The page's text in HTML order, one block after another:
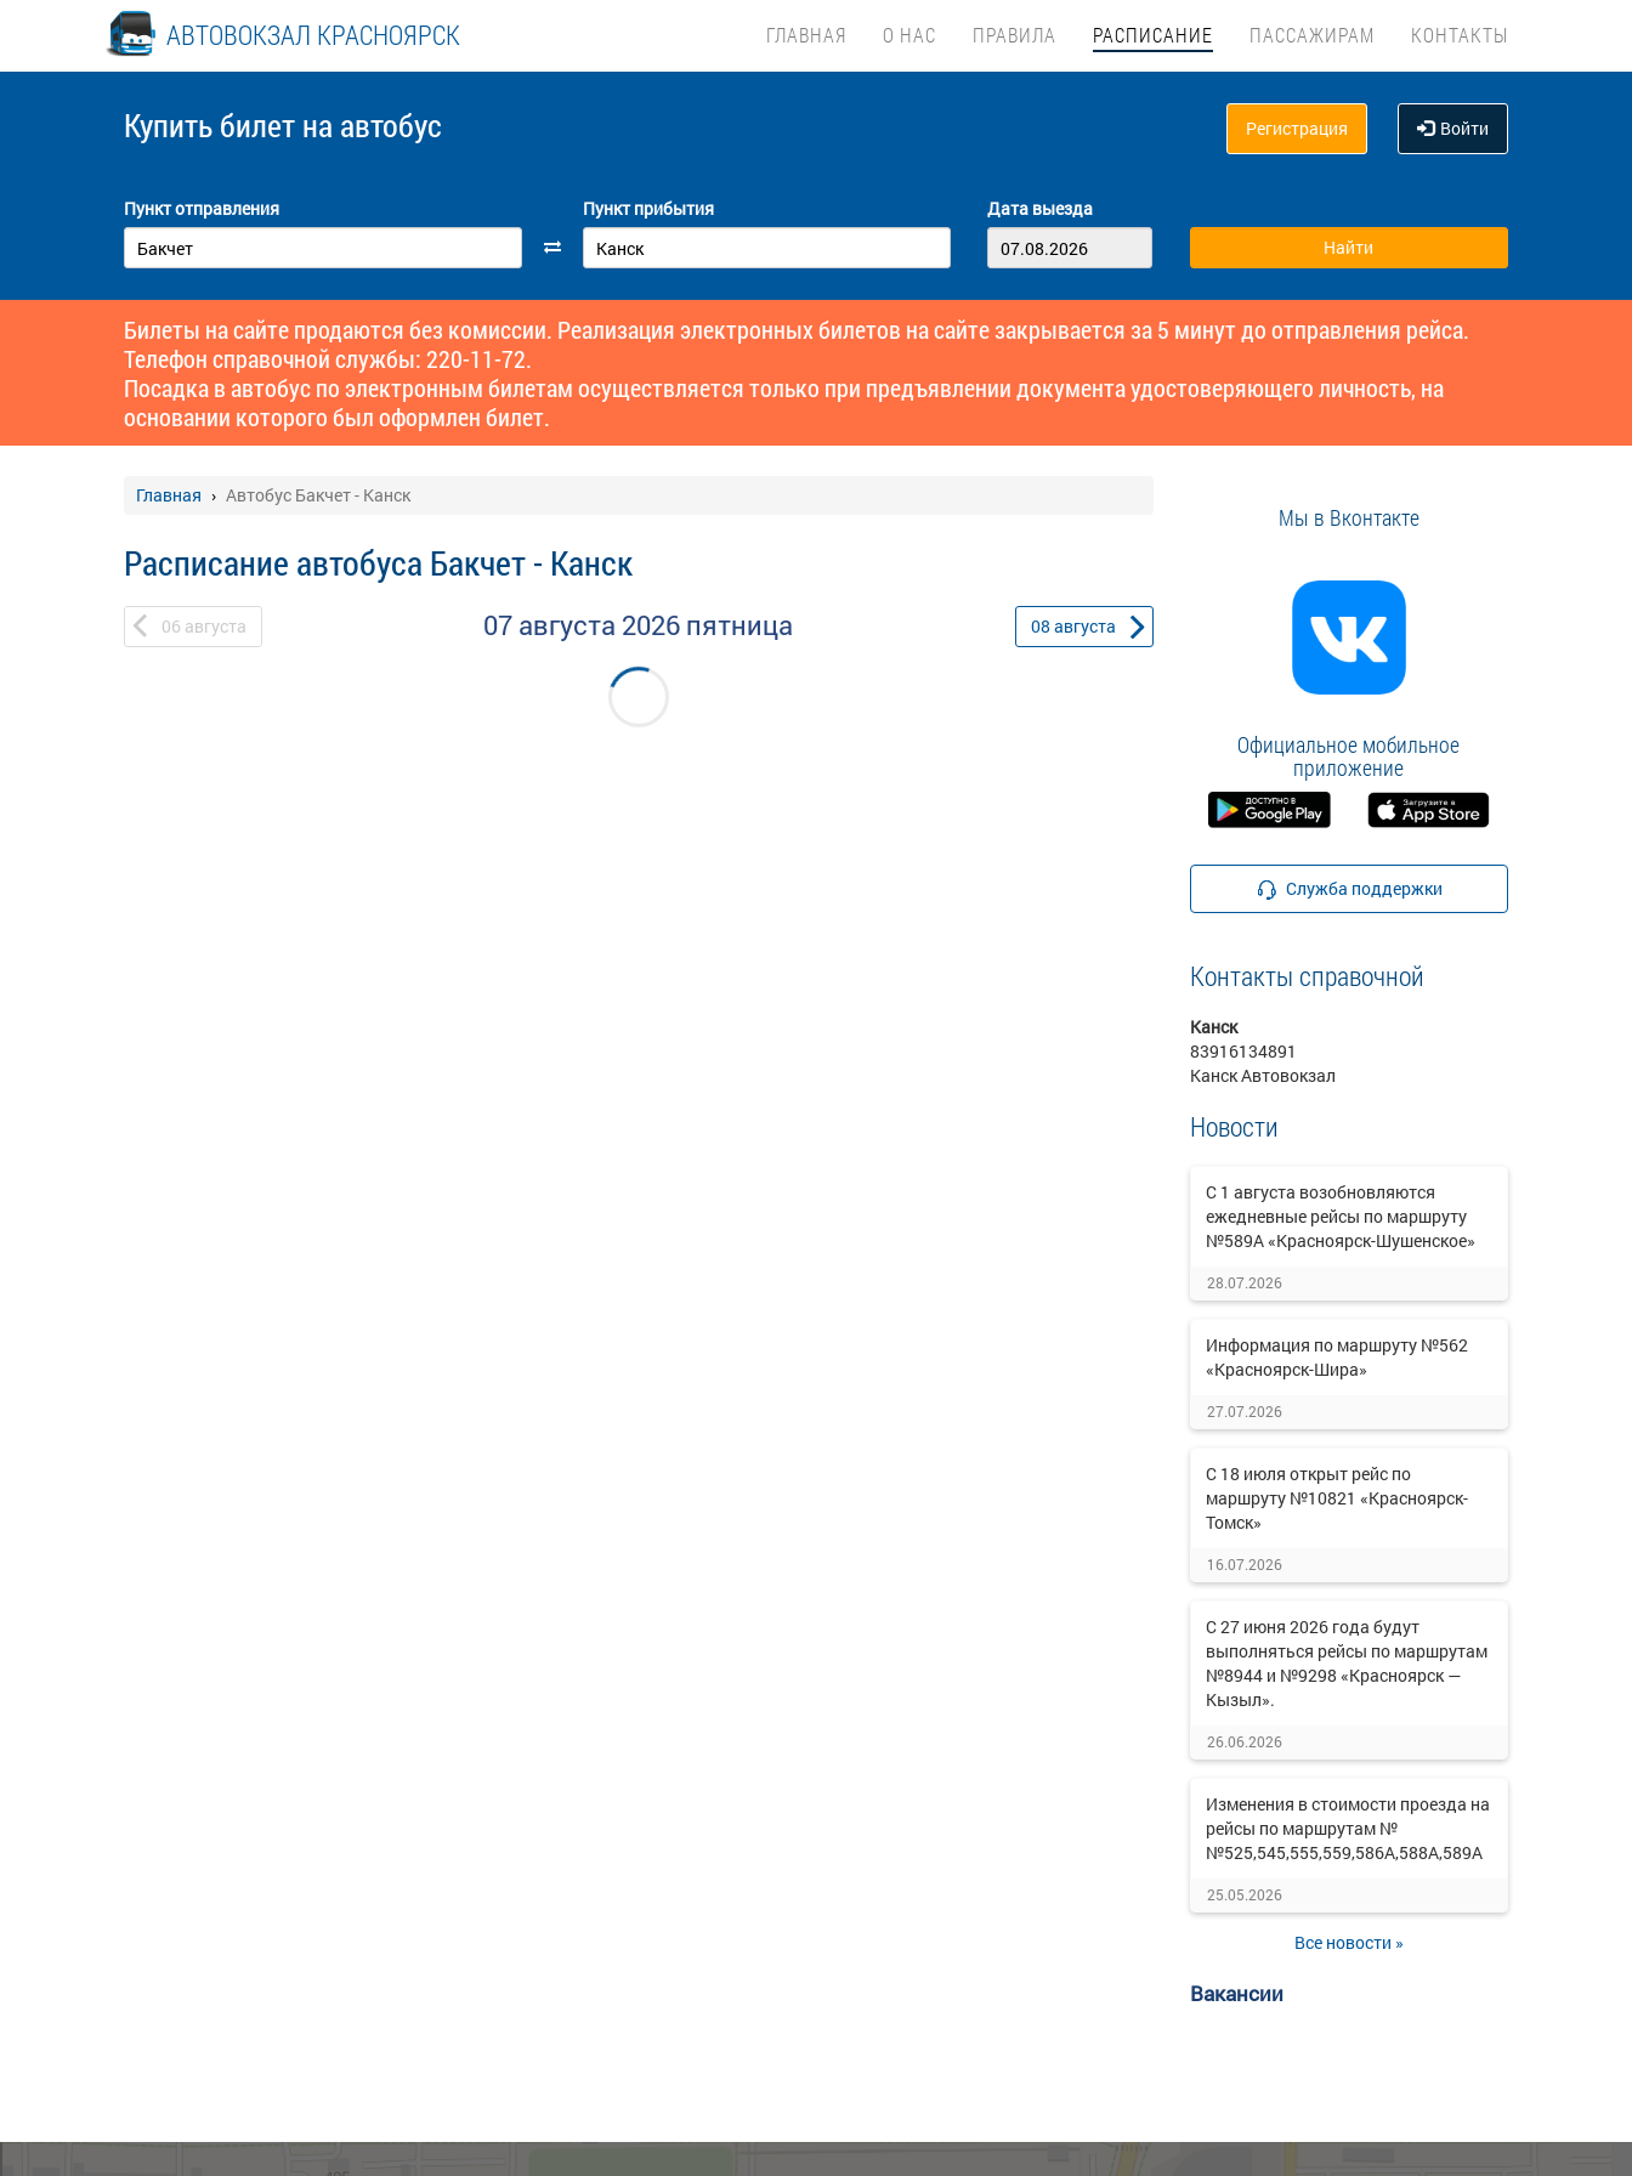
АВТОВОКЗАЛ КРАСНОЯРСК ГЛАВНАЯ О НАС ПРАВИЛА РАСПИСАНИЕ ПАССАЖИРАМ КОНТАКТЫ
Купить билет на автобус Регистрация Войти
Пункт отправления Пункт прибытия Дата выезда
Билеты на сайте продаются без комиссии. Реализация электронных билетов на сайте закрывается за 5 минут до отправления рейса.
Телефон справочной службы: 220-11-72.
Посадка в автобус по электронным билетам осуществляется только при предъявлении документа удостоверяющего личность, на
основании которого был оформлен билет.
Главная Автобус Бакчет - Канск
Расписание автобуса Бакчет - Канск
06 августа 07 августа 2026 пятница 08 августа
Мы в Вконтакте
Официальное мобильное
приложение
Служба поддержки
Контакты справочной
Канск
83916134891
Канск Автовокзал
Новости
С 1 августа возобновляются
ежедневные рейсы по маршруту
№589А «Красноярск-Шушенское»
28.07.2026
Информация по маршруту №562
«Красноярск-Шира»
27.07.2026
С 18 июля открыт рейс по
маршруту №10821 «Красноярск-
Томск»
16.07.2026
С 27 июня 2026 года будут
выполняться рейсы по маршрутам
№8944 и №9298 «Красноярск —
Кызыл».
26.06.2026
Изменения в стоимости проезда на
рейсы по маршрутам №
№525,545,555,559,586А,588А,589А
25.05.2026
Все новости »
Вакансии